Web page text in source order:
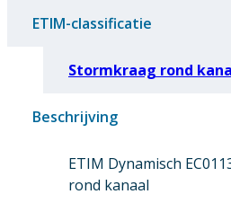
ETIM-classificatie
Stormkraag rond
Beschrijving
ETIM Dynamisch
rond kanaal